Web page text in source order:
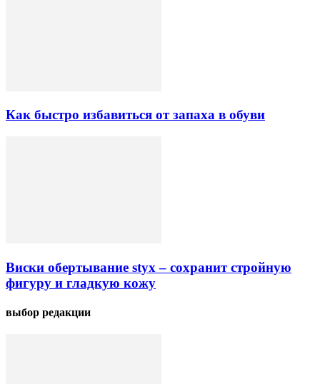
Как быстро избавиться от запаха в обуви
Виски обертывание styx – сохранит стройную
фигуру и гладкую кожу
выбор редакции